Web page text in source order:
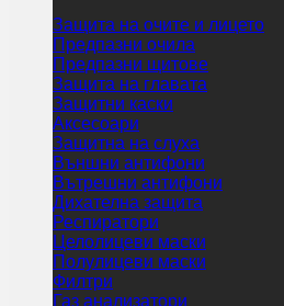
Защита на очите и лицето
Предпазни очила
Предпазни щитове
Защита на главата
Защитни каски
Аксесоари
Защитна на слуха
Външни антифони
Вътрешни антифони
Дихателна защита
Респиратори
Целолицеви маски
Полулицеви маски
Филтри
Газ анализатори